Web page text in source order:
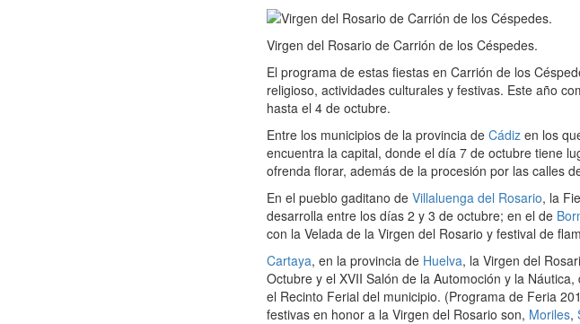
Virgen del Rosario de Carrión de los Céspedes.
El programa de estas fiestas en Carrión de los
religioso, actividades culturales y festivas. Este año
hasta el 4 de octubre.
Entre los municipios de la provincia de Cádiz en los
encuentra la capital, donde el día 7 de octubre tiene
ofrenda florar, además de la procesión por las calles
En el pueblo gaditano de Villaluenga del Rosario, la
desarrolla entre los días 2 y 3 de octubre; en el de
con la Velada de la Virgen del Rosario y festival de
Cartaya, en la provincia de Huelva, la Virgen del
Octubre y el XVII Salón de la Automoción y la
el Recinto Ferial del municipio. (Programa de Feria
festivas en honor a la Virgen del Rosario son, Moriles,